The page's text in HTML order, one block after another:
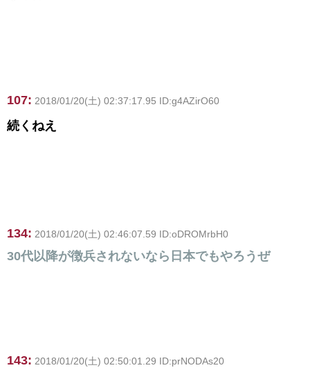
107: 2018/01/20(土) 02:37:17.95 ID:g4AZirO60
続くねえ
134: 2018/01/20(土) 02:46:07.59 ID:oDROMrbH0
30代以降が徴兵されないなら日本でもやろうぜ
143: 2018/01/20(土) 02:50:01.29 ID:prNODAs20